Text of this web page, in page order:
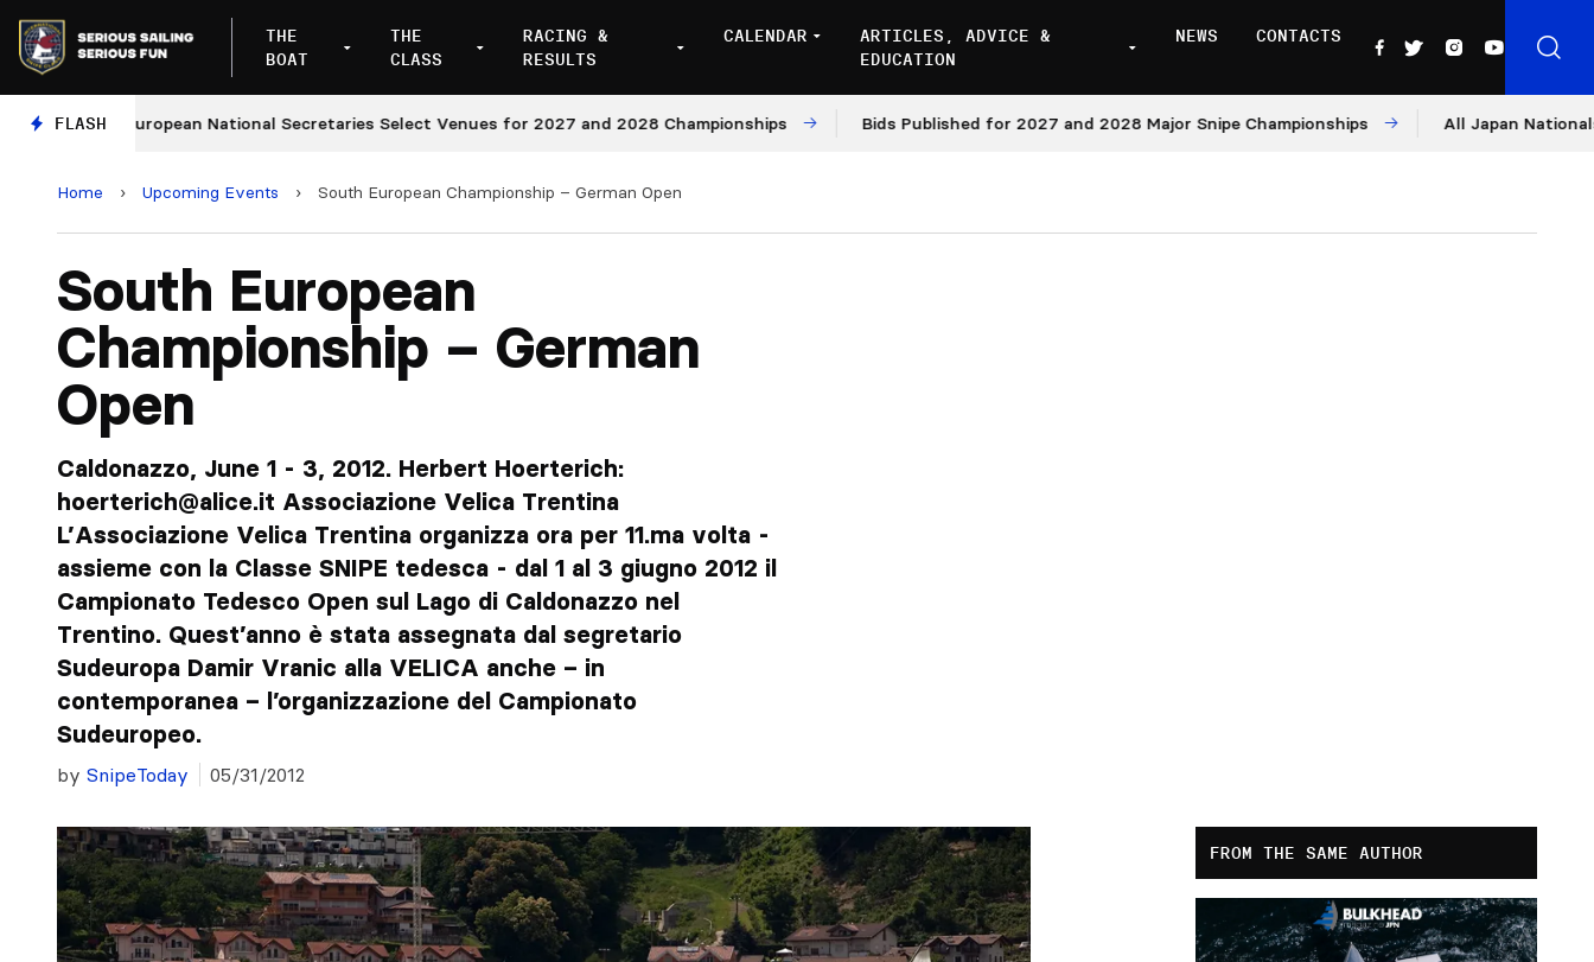
THE
BOAT
THE
CLASS
RACING &
RESULTS
CALENDAR
ARTICLES, ADVICE &
EDUCATION
NEWS CONTACTS
FLASH
European National Secretaries Select Venues for 2027 and 2028 Championships Bids Published for 2027 and 2028 Major Snipe Championships All Japan Nationals –
Home › Upcoming Events › South European Championship – German Open
South European
Championship – German
Open
Caldonazzo, June 1 - 3, 2012. Herbert Hoerterich:
hoerterich@alice.it Associazione Velica Trentina
L’Associazione Velica Trentina organizza ora per 11.ma volta -
assieme con la Classe SNIPE tedesca - dal 1 al 3 giugno 2012 il
Campionato Tedesco Open sul Lago di Caldonazzo nel
Trentino. Quest’anno è stata assegnata dal segretario
Sudeuropa Damir Vranic alla VELICA anche – in
contemporanea – l’organizzazione del Campionato
Sudeuropeo.
by SnipeToday 05/31/2012
FROM THE SAME AUTHOR